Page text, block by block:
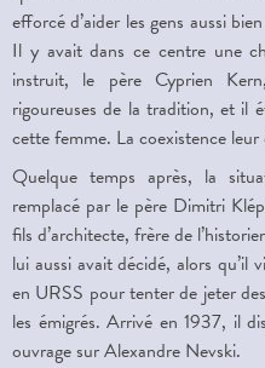
efforcé d’aider les gens aussi
Il y avait dans ce centre une
instruit, le père Cyprien
rigoureuses de la tradition, et il
cette femme. La coexistence
Quelque temps après, la
remplacé par le père Dimitri
fils d’architecte, frère de
lui aussi avait décidé, alors qu’il
en URSS pour tenter de jeter
les émigrés. Arrivé en 1937, il
ouvrage sur Alexandre Nevski.